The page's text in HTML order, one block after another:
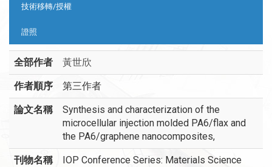
技術移轉/授權
證照
全部作者 黃世欣
作者順序 第三作者
論文名稱
Synthesis and characterization of the
microcellular injection molded PA6/flax and
the PA6/graphene nanocomposites,
刊物名稱
IOP Conference Series: Materials Science